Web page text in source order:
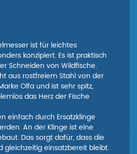
ist für leichtes
konzipiert. Es ist praktisch
Schneiden von Wildfische.
aus rostfreiem Stahl von der
Olfa und ist sehr spitz,
das Herz der Fische
einfach durch Ersatzklinge
An der Klinge ist eine
Das sorgt dafür, dass die
gleichzeitig einsatzbereit bleibt.